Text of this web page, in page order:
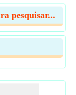
pesquisar...